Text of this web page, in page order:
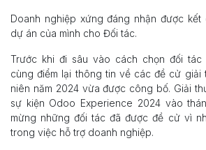
Doanh nghiệp xứng đáng nhận được
dự án của mình cho Đối tác.
Trước khi đi sâu vào cách chọn đối
cùng điểm lại thông tin về các đề cử giải
niên năm 2024 vừa được công bố. Giải
sự kiện Odoo Experience 2024 vào
mừng những đối tác đã được đề cử vì
trong việc hỗ trợ doanh nghiệp.